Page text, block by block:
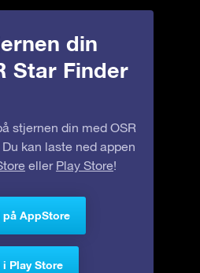
din
Star Finder
stjernen din med OSR
kan laste ned appen
eller Play Store!
på AppStore
i Play Store